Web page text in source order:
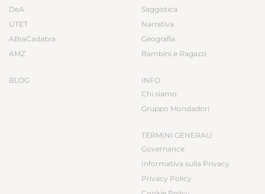
DeA
UTET
ABraCadabra
AMZ
BLOG
Saggistica
Narrativa
Geografia
Bambini e Ragazzi
INFO
Chi siamo
Gruppo Mondadori
TERMINI GENERALI
Governance
Informativa sulla Privacy
Privacy Policy